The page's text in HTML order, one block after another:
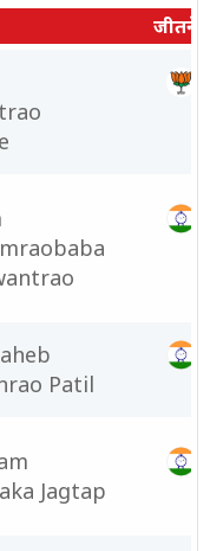
जीतने
Patil
Jagtap